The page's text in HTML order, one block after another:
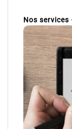
Nos services